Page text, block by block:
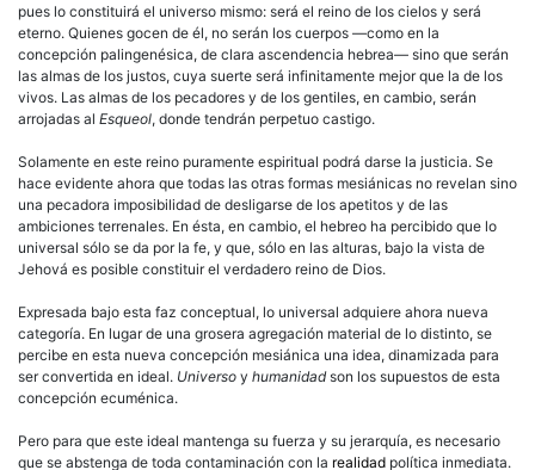
pues lo constituirá el universo mismo: será el reino de los cielos y será
eterno. Quienes gocen de él, no serán los cuerpos —como en la
concepción palingenésica, de clara ascendencia hebrea— sino que serán
las almas de los justos, cuya suerte será infinitamente mejor que la de los
vivos. Las almas de los pecadores y de los gentiles, en cambio, serán
arrojadas al Esqueol, donde tendrán perpetuo castigo.
Solamente en este reino puramente espiritual podrá darse la justicia. Se
hace evidente ahora que todas las otras formas mesiánicas no revelan sino
una pecadora imposibilidad de desligarse de los apetitos y de las
ambiciones terrenales. En ésta, en cambio, el hebreo ha percibido que lo
universal sólo se da por la fe, y que, sólo en las alturas, bajo la vista de
Jehová es posible constituir el verdadero reino de Dios.
Expresada bajo esta faz conceptual, lo universal adquiere ahora nueva
categoría. En lugar de una grosera agregación material de lo distinto, se
percibe en esta nueva concepción mesiánica una idea, dinamizada para
ser convertida en ideal. Universo y humanidadson los supuestos de esta
concepción ecuménica.
Pero para que este ideal mantenga su fuerza y su jerarquía, es necesario
que se abstenga de toda contaminación con la realidad política inmediata.